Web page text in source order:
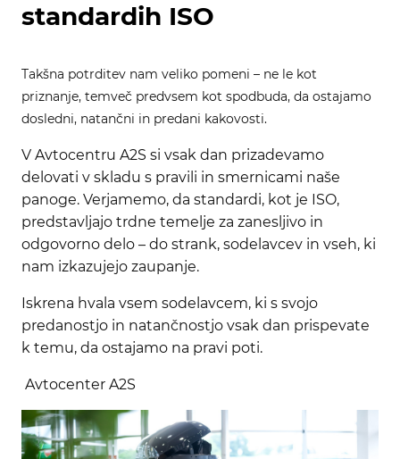
standardih ISO
Takšna potrditev nam veliko pomeni – ne le kot
priznanje, temveč predvsem kot spodbuda, da ostajamo
dosledni, natančni in predani kakovosti.
V Avtocentru A2S si vsak dan prizadevamo
delovati v skladu s pravili in smernicami naše
panoge. Verjamemo, da standardi, kot je ISO,
predstavljajo trdne temelje za zanesljivo in
odgovorno delo – do strank, sodelavcev in vseh, ki
nam izkazujejo zaupanje.
Iskrena hvala vsem sodelavcem, ki s svojo
predanostjo in natančnostjo vsak dan prispevate
k temu, da ostajamo na pravi poti.
Avtocenter A2S